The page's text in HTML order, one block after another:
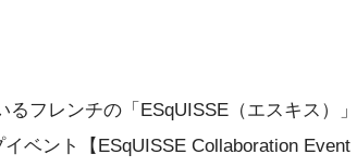
フレンチの「ESqUISSE（エスキス）」
ベント【ESqUISSE Collaboration Event